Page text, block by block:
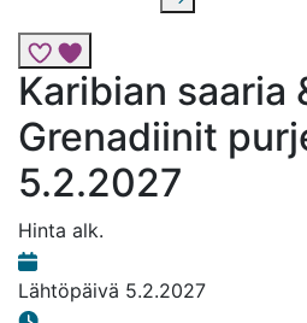
Lisää risteily suosikkeihin
Karibian saaria
Grenadiinit
5.2.2027
Hinta alk.
Lähtöpäivä 5.2.2027